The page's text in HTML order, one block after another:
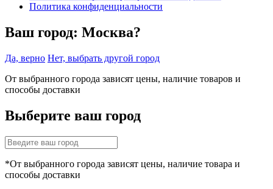
Политика конфиденциальности
Ваш город: Москва?
Да, верно Нет, выбрать другой город
От выбранного города зависят цены, наличие товаров и
способы доставки
Выберите ваш город
*От выбранного города зависят цены, наличие товара и
способы доставки